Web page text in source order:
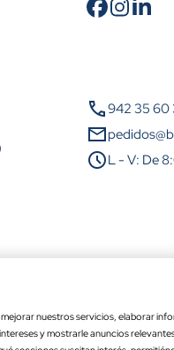
de Alambre de
call942 35 60
mail
scheduleL - V: De
nuestros servicios, elaborar
y mostrarle anuncios